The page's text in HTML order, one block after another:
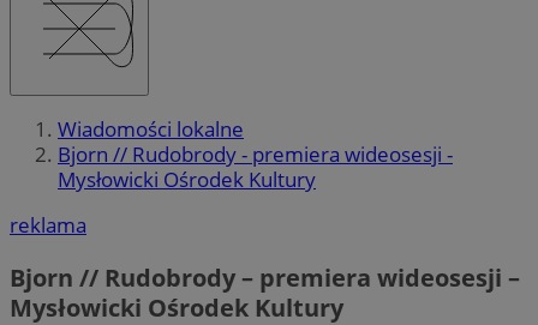
Wiadomości lokalne
Bjorn // Rudobrody - premiera wideosesji -
Mysłowicki Ośrodek Kultury
reklama
Bjorn // Rudobrody – premiera wideosesji –
Mysłowicki Ośrodek Kultury